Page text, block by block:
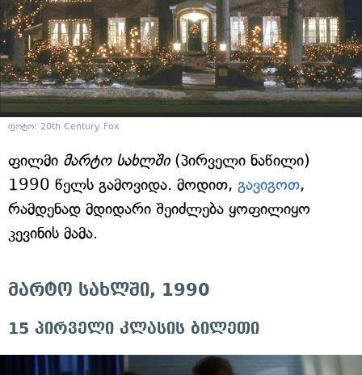
ფოტო: 20th Century Fox
ფილმი მარტო სახლში (პირველი ნაწილი)
1990 წელს გამოვიდა. მოდით, გავიგოთ,
რამდენად მდიდარი შეიძლება ყოფილიყო
კევინის მამა.
მარტო სახლში, 1990
15 პირველი კლასის ბილეთი